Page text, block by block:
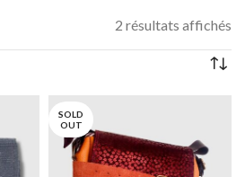
2 résultats affichés
SOLD
OUT